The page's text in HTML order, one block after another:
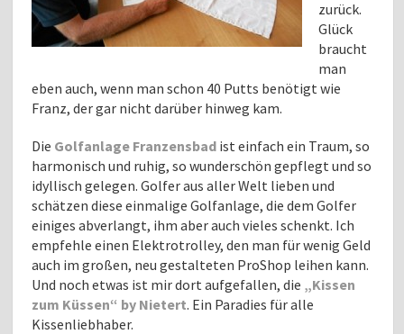
zurück.
Glück
braucht
man
eben auch, wenn man schon 40 Putts benötigt wie
Franz, der gar nicht darüber hinweg kam.
Die Golfanlage Franzensbad ist einfach ein Traum, so
harmonisch und ruhig, so wunderschön gepflegt und so
idyllisch gelegen. Golfer aus aller Welt lieben und
schätzen diese einmalige Golfanlage, die dem Golfer
einiges abverlangt, ihm aber auch vieles schenkt. Ich
empfehle einen Elektrotrolley, den man für wenig Geld
auch im großen, neu gestalteten ProShop leihen kann.
Und noch etwas ist mir dort aufgefallen, die „Kissen
zum Küssen“ by Nietert. Ein Paradies für alle
Kissenliebhaber.